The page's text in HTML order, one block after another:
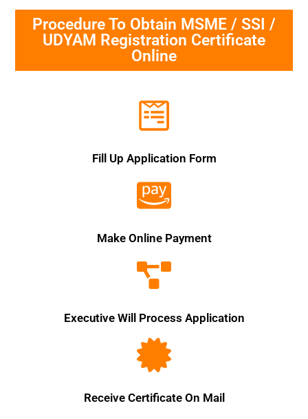
Procedure To Obtain MSME / SSI /
UDYAM Registration Certificate
Online
Fill Up Application Form
Make Online Payment
Executive Will Process Application
Receive Certificate On Mail